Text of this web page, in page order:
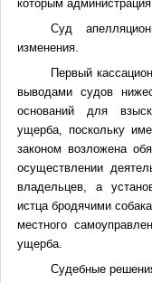
которым
Суд
изменения.
Первый
выводами судов
оснований для
ущерба, поскольку
законом возложена
осуществлении
владельцев, а
истца бродячими
местного
ущерба.
Судебные